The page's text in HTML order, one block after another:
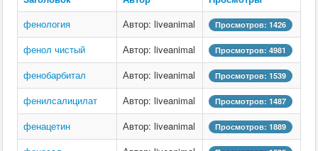
фенология
Автор: liveanimal Просмотров: 1426
фенол чистый Автор: liveanimal Просмотров: 4981
фенобарбитал Автор: liveanimal Просмотров: 1539
фенилсалицилат Автор: liveanimal Просмотров: 1487
фенацетин Автор: liveanimal Просмотров: 1889